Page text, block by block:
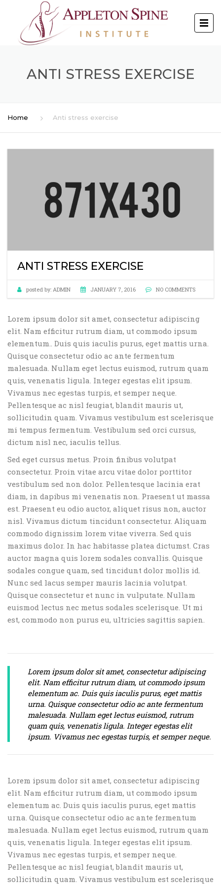
ANTI STRESS EXERCISE
Home Anti stress exercise
ANTI STRESS EXERCISE
posted by: ADMIN JANUARY 7, 2016 NO COMMENTS
Lorem ipsum dolor sit amet, consectetur adipiscing
elit. Nam efficitur rutrum diam, ut commodo ipsum
elementum.. Duis quis iaculis purus, eget mattis urna.
Quisque consectetur odio ac ante fermentum
malesuada. Nullam eget lectus euismod, rutrum quam
quis, venenatis ligula. Integer egestas elit ipsum.
Vivamus nec egestas turpis, et semper neque.
Pellentesque ac nisl feugiat, blandit mauris ut,
sollicitudin quam. Vivamus vestibulum est scelerisque
mi tempus fermentum. Vestibulum sed orci cursus,
dictum nisl nec, iaculis tellus.
Sed eget cursus metus. Proin finibus volutpat
consectetur. Proin vitae arcu vitae dolor porttitor
vestibulum sed non dolor. Pellentesque lacinia erat
diam, in dapibus mi venenatis non. Praesent ut massa
est. Praesent eu odio auctor, aliquet risus non, auctor
nisl. Vivamus dictum tincidunt consectetur. Aliquam
commodo dignissim lorem vitae viverra. Sed quis
maximus dolor. In hac habitasse platea dictumst. Cras
auctor magna quis lorem sodales convallis. Quisque
sodales congue quam, sed tincidunt dolor mollis id.
Nunc sed lacus semper mauris lacinia volutpat.
Quisque consectetur et nunc in vulputate. Nullam
euismod lectus nec metus sodales scelerisque. Ut mi
est, commodo non purus eu, ultricies sagittis sapien.
Lorem ipsum dolor sit amet, consectetur adipiscing
elit. Nam efficitur rutrum diam, ut commodo ipsum
elementum ac. Duis quis iaculis purus, eget mattis
urna. Quisque consectetur odio ac ante fermentum
malesuada. Nullam eget lectus euismod, rutrum
quam quis, venenatis ligula. Integer egestas elit
ipsum. Vivamus nec egestas turpis, et semper neque.
Lorem ipsum dolor sit amet, consectetur adipiscing
elit. Nam efficitur rutrum diam, ut commodo ipsum
elementum ac. Duis quis iaculis purus, eget mattis
urna. Quisque consectetur odio ac ante fermentum
malesuada. Nullam eget lectus euismod, rutrum quam
quis, venenatis ligula. Integer egestas elit ipsum.
Vivamus nec egestas turpis, et semper neque.
Pellentesque ac nisl feugiat, blandit mauris ut,
sollicitudin quam. Vivamus vestibulum est scelerisque